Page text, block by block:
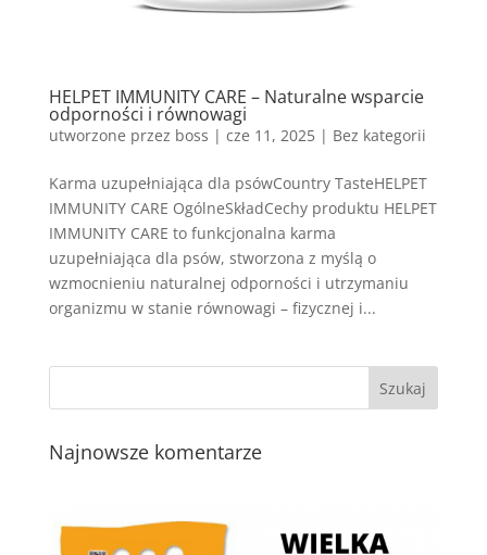
HELPET IMMUNITY CARE – Naturalne wsparcie
odporności i równowagi
utworzone przez boss | cze 11, 2025| Bez kategorii
Karma uzupełniająca dla psówCountry TasteHELPET
IMMUNITY CARE OgólneSkładCechy produktu HELPET
IMMUNITY CARE to funkcjonalna karma
uzupełniająca dla psów, stworzona z myślą o
wzmocnieniu naturalnej odporności i utrzymaniu
organizmu w stanie równowagi – fizycznej i...
Najnowsze komentarze